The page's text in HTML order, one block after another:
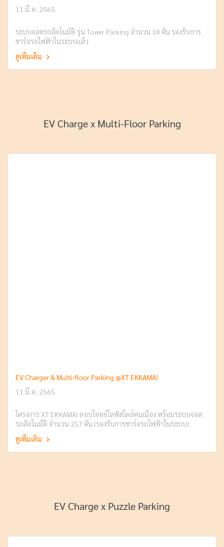
11 มี.ค. 2565
ระบบจอดรถอัตโนมัติ รุ่น Tower Parking จำนวน 18 คัน รองรับการ
ชาร์จรถไฟฟ้าในระบบแล้ว
ดูเพิ่มเติม
EV Charge x Multi-Floor Parking
EV Charger & Multi-floor Parking @XT EKKAMAI
11 มี.ค. 2565
โครงการ XT EKKAMAI ตอบโจทย์ไลฟ์สไตล์คนเมือง พร้อมระบบจอด
รถอัตโนมัติ จำนวน 257 คัน (รองรับการชาร์จรถไฟฟ้าในระบบ)
ดูเพิ่มเติม
EV Charge x Puzzle Parking